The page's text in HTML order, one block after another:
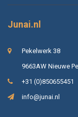
Junai.nl
Pekelwerk 38
9663AW Nieuwe
+31 (0)850655451
info@junai.nl